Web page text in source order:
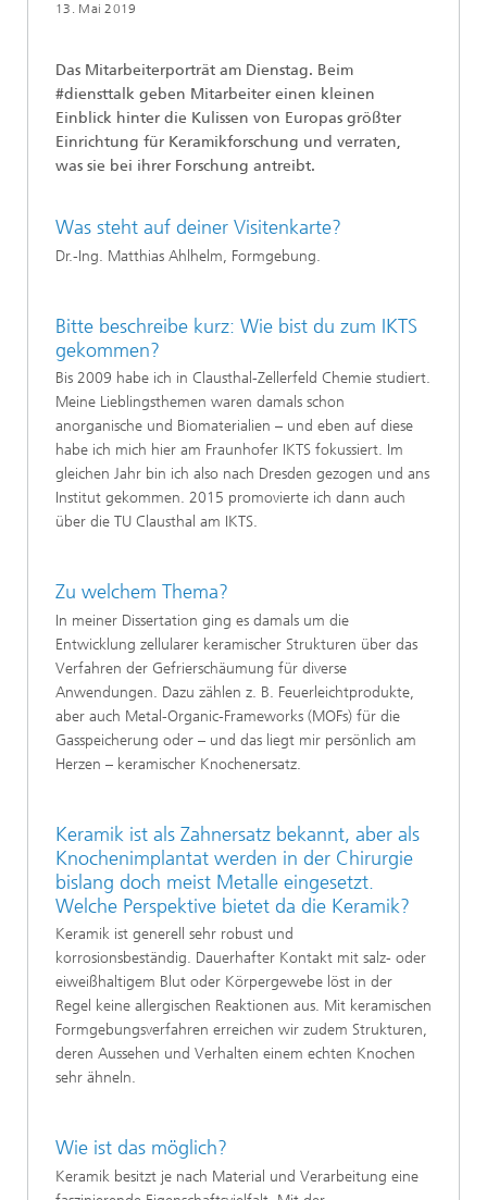
13. Mai 2019
Das Mitarbeiterporträt am Dienstag. Beim
#diensttalk geben Mitarbeiter einen kleinen
Einblick hinter die Kulissen von Europas größter
Einrichtung für Keramikforschung und verraten,
was sie bei ihrer Forschung antreibt.
Was steht auf deiner Visitenkarte?
Dr.-Ing. Matthias Ahlhelm, Formgebung.
Bitte beschreibe kurz: Wie bist du zum IKTS
gekommen?
Bis 2009 habe ich in Clausthal-Zellerfeld Chemie studiert.
Meine Lieblingsthemen waren damals schon
anorganische und Biomaterialien – und eben auf diese
habe ich mich hier am Fraunhofer IKTS fokussiert. Im
gleichen Jahr bin ich also nach Dresden gezogen und ans
Institut gekommen. 2015 promovierte ich dann auch
über die TU Clausthal am IKTS.
Zu welchem Thema?
In meiner Dissertation ging es damals um die
Entwicklung zellularer keramischer Strukturen über das
Verfahren der Gefrierschäumung für diverse
Anwendungen. Dazu zählen z. B. Feuerleichtprodukte,
aber auch Metal-Organic-Frameworks (MOFs) für die
Gasspeicherung oder – und das liegt mir persönlich am
Herzen – keramischer Knochenersatz.
Keramik ist als Zahnersatz bekannt, aber als
Knochenimplantat werden in der Chirurgie
bislang doch meist Metalle eingesetzt.
Welche Perspektive bietet da die Keramik?
Keramik ist generell sehr robust und
korrosionsbeständig. Dauerhafter Kontakt mit salz- oder
eiweißhaltigem Blut oder Körpergewebe löst in der
Regel keine allergischen Reaktionen aus. Mit keramischen
Formgebungsverfahren erreichen wir zudem Strukturen,
deren Aussehen und Verhalten einem echten Knochen
sehr ähneln.
Wie ist das möglich?
Keramik besitzt je nach Material und Verarbeitung eine